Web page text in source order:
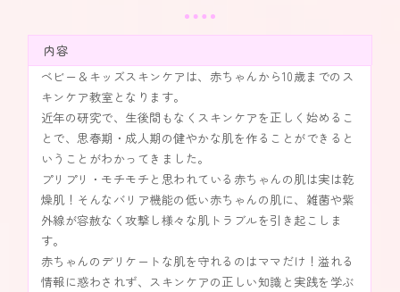
内容
ベビー＆キッズスキンケアは、赤ちゃんから10歳までのス
キンケア教室となります。
近年の研究で、生後間もなくスキンケアを正しく始めるこ
とで、思春期・成人期の健やかな肌を作ることができると
いうことがわかってきました。
プリプリ・モチモチと思われている赤ちゃんの肌は実は乾
燥肌！そんなバリア機能の低い赤ちゃんの肌に、雑菌や紫
外線が容赦なく攻撃し様々な肌トラブルを引き起こしま
す。
赤ちゃんのデリケートな肌を守れるのはママだけ！溢れる
情報に惑わされず、スキンケアの正しい知識と実践を学ぶ